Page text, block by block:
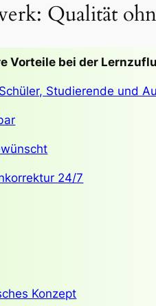
Qualität
Vorteile bei der
Studierende und
24/7
Konzept